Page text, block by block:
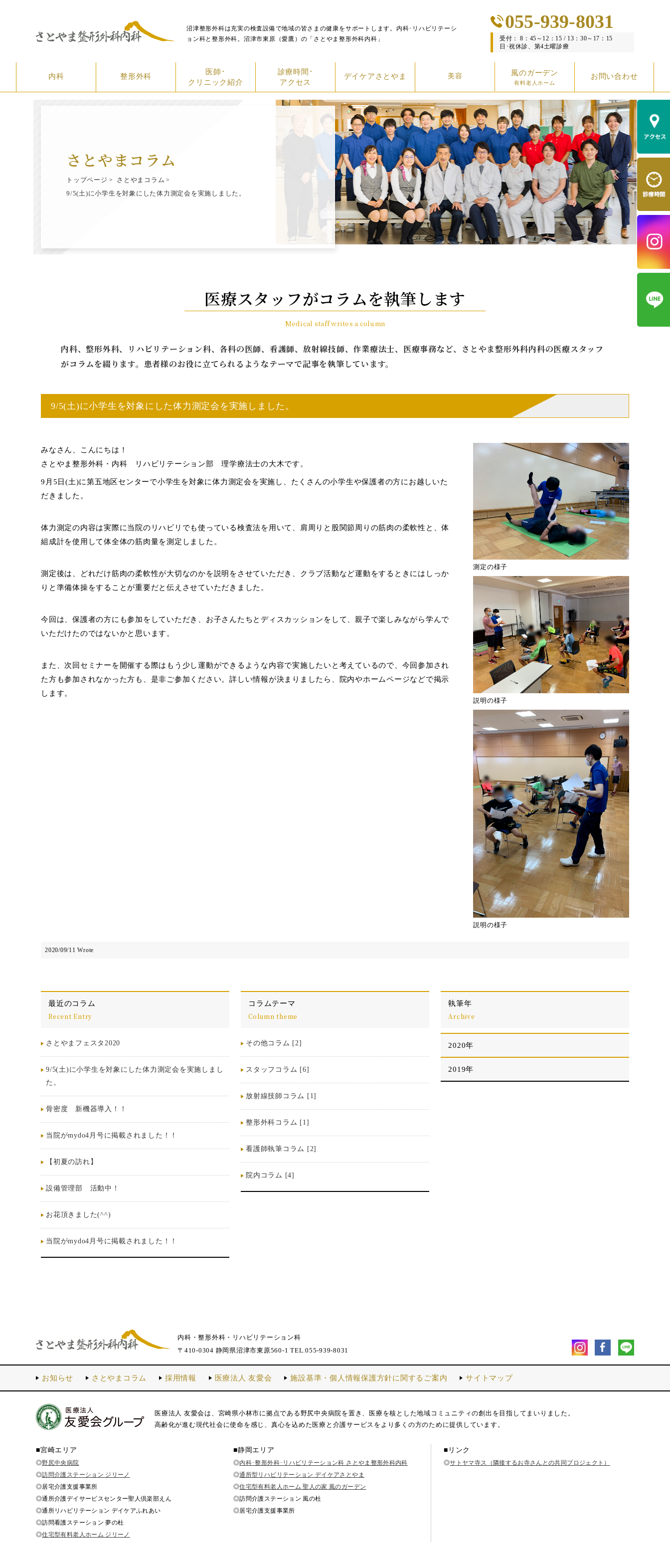
沼津整形外科は充実の検査設備で地域の皆さまの健康をサポートします。内科･リハビリテーシ
ョン科と整形外科。沼津市東原（愛鷹）の「さとやま整形外科内科」
055-939-8031
受付： 8：45～12：15 / 13：30～17：15
日･祝休診、第4土曜診療
内科 整形外科
医師･
クリニック紹介
診療時間･
アクセス
デイケアさとやま 美容 風のガーデン
有料老人ホーム
お問い合わせ
さとやまコラム
トップページ
さとやまコラム
9/5(土)に小学生を対象にした体力測定会を実施しました。
医療スタッフがコラムを執筆します
Medical staff writes a column
内科、整形外科、リハビリテーション科、各科の医師、看護師、放射線技師、作業療法士、医療事務など、さとやま整形外科内科の医療スタッフ
がコラムを綴ります。患者様のお役に立てられるようなテーマで記事を執筆しています。
最近のコラム
Recent Entry
さとやまフェスタ2020
9/5(土)に小学生を対象にした体力測定会を実施しまし
た。
骨密度 新機器導入！！
当院がmydo4月号に掲載されました！！
【初夏の訪れ】
設備管理部 活動中！
お花頂きました(^^)
当院がmydo4月号に掲載されました！！
コラムテーマ
Column theme
その他コラム [2]
スタッフコラム [6]
放射線技師コラム [1]
整形外科コラム [1]
看護師執筆コラム [2]
院内コラム [4]
執筆年
Archive
2020年
2019年
9/5(土)に小学生を対象にした体力測定会を実施しました。
測定の様子
説明の様子
説明の様子
みなさん、こんにちは！
さとやま整形外科・内科 リハビリテーション部 理学療法士の大木です。
9月5日(土)に第五地区センターで小学生を対象に体力測定会を実施し、たくさんの小学生や保護者の方にお越しいた
だきました。
体力測定の内容は実際に当院のリハビリでも使っている検査法を用いて、肩周りと股関節周りの筋肉の柔軟性と、体
組成計を使用して体全体の筋肉量を測定しました。
測定後は、どれだけ筋肉の柔軟性が大切なのかを説明をさせていただき、クラブ活動など運動をするときにはしっか
りと準備体操をすることが重要だと伝えさせていただきました。
今回は、保護者の方にも参加をしていただき、お子さんたちとディスカッションをして、親子で楽しみながら学んで
いただけたのではないかと思います。
また、次回セミナーを開催する際はもう少し運動ができるような内容で実施したいと考えているので、今回参加され
た方も参加されなかった方も、是非ご参加ください。詳しい情報が決まりましたら、院内やホームページなどで掲示
します。
2020/09/11 Wrote
内科・整形外科・リハビリテーション科
〒410-0304 静岡県沼津市東原560-1 TEL.055-939-8031
お知らせ さとやまコラム 採用情報 医療法人 友愛会 施設基準・個人情報保護方針に関するご案内 サイトマップ
医療法人 友愛会は、宮崎県小林市に拠点である野尻中央病院を置き、医療を核とした地域コミュニティの創出を目指してまいりました。
高齢化が進む現代社会に使命を感じ、真心を込めた医療と介護サービスをより多くの方のために提供しています。
■宮崎エリア
◎野尻中央病院
◎訪問介護ステーション ジリーノ
◎居宅介護支援事業所
◎通所介護デイサービスセンター聖人倶楽部えん
◎通所リハビリテーション デイケアふれあい
◎訪問看護ステーション 夢の杜
◎住宅型有料老人ホーム ジリーノ
■静岡エリア
◎内科･整形外科･リハビリテーション科 さとやま整形外科内科
◎通所型リハビリテーション デイケアさとやま
◎住宅型有料老人ホーム 聖人の家 風のガーデン
◎訪問介護ステーション 風の杜
◎居宅介護支援事業所
■リンク
◎サトヤマ寺ス（隣接するお寺さんとの共同プロジェクト）